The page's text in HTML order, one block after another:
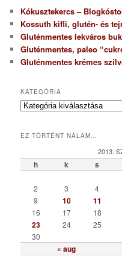
Kókusztekercs –
Kossuth kifli, glutén- és
Gluténmentes lekváros
Gluténmentes, paleo
Gluténmentes krémes
KATEGÓRIA
K
e
ó
r
EZ TÖRTÉNT NÁLAM…
2013.
h k s
« aug
2
3 4
9 10 11
16 17 18
23
24 25
30